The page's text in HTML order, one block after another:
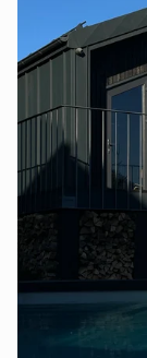
Також у
приготування
а на
шампури для